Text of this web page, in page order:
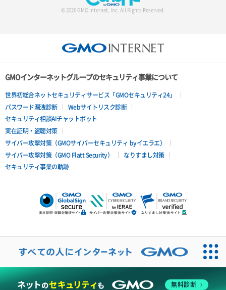
ポートデタッチ
ボリュームアタッチ
ボリュームデタッチ
© 2026 GMO Internet, Inc. All Rights Reserved.
GMOインターネットグループのセキュリティ事業について
世界初総合ネットセキュリティサービス「GMOセキュリティ24」
パスワード漏洩診断
Webサイトリスク診断
セキュリティ相談AIチャットボット
実在証明・盗聴対策
サイバー攻撃対策（GMOサイバーセキュリティ byイエラエ）
サイバー攻撃対策（GMO Flatt Security）
なりすまし対策
セキュリティ事業の軌跡
無料診断